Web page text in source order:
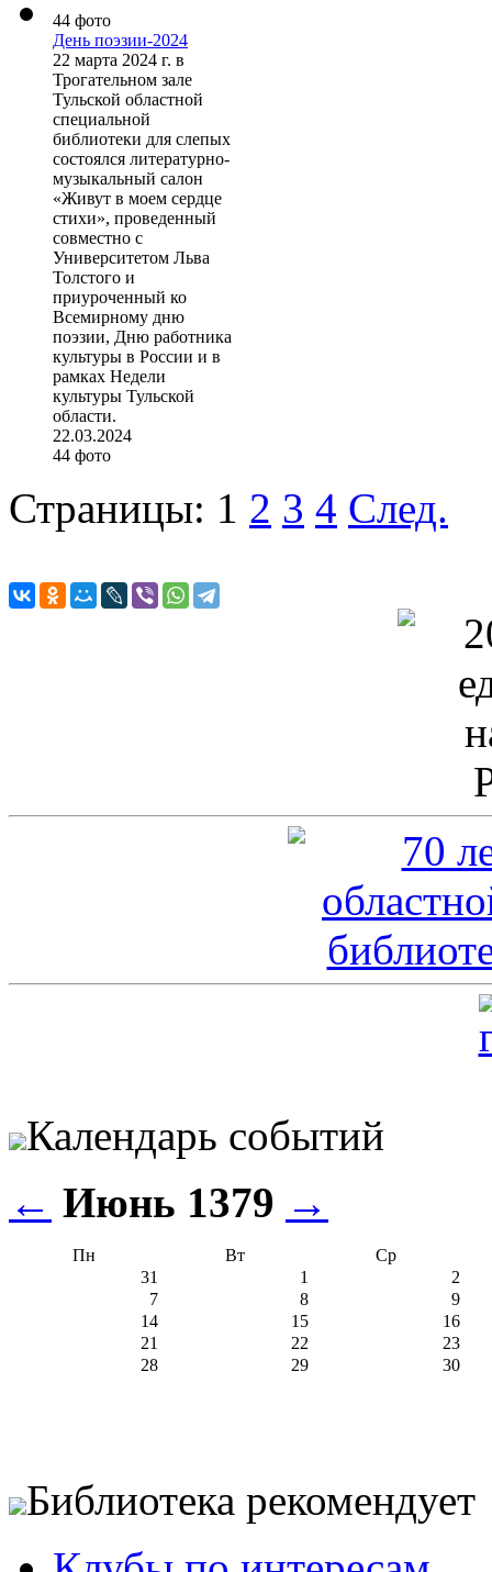
44 фото
День поэзии-2024
22 марта 2024 г. в
Трогательном зале
Тульской областной
специальной
библиотеки для слепых
состоялся литературно-
музыкальный салон
«Живут в моем сердце
стихи», проведенный
совместно с
Университетом Льва
Толстого и
приуроченный ко
Всемирному дню
поэзии, Дню работника
культуры в России и в
рамках Недели
культуры Тульской
области.
22.03.2024
44 фото
Страницы: 1 2 3 4 След.
Календарь событий
← Июнь 1379 →
Пн Вт
Ср
31
1
2
7
8
9
14
15
16
21
22
23
28
29 30
Библиотека рекомендует